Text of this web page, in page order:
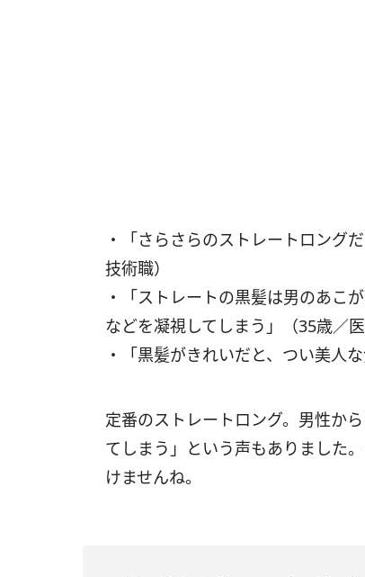
・「さらさらのストレートロング
技術職）
・「ストレートの黒髪は男のあこ
などを凝視してしまう」（35歳／
・「黒髪がきれいだと、つい美人
定番のストレートロング。男性か
てしまう」という声もありました
けませんね。